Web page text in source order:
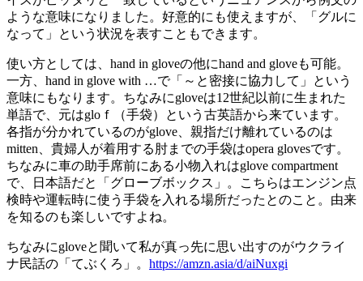
ような意味になりました。好意的にも使えますが、「グルに
なって」という状況を表すこともできます。
使い方としては、hand in gloveの他にhand and gloveも可能。
一方、hand in glove with …で「～と密接に協力して」という
意味にもなります。ちなみにgloveは12世紀以前に生まれた
単語で、元はgloｆ（手袋）という古英語から来ています。
各指が分かれているのがglove、親指だけ離れているのは
mitten、貴婦人が着用する肘までの手袋はopera glovesです。
ちなみに車の助手席前にある小物入れはglove compartment
で、日本語だと「グローブボックス」。こちらはエンジン点
検時や運転時に使う手袋を入れる場所だったとのこと。由来
を知るのも楽しいですよね。
ちなみにgloveと聞いて私が真っ先に思い出すのがウクライ
ナ民話の「てぶくろ」。 https://amzn.asia/d/aiNuxgi